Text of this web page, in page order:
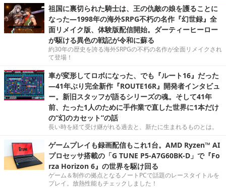
祖国に裏切られた騎士は、王の仇敵の娘を護ることに
なった―1998年の海外SRPG不朽の名作『幻世録』全
面リメイク版、体験版配信開始。ダーティーヒーロー
が駆ける異色の戦記が令和に蘇る
約30年の歴史を誇る海外SRPGの不朽の名作が全面リメイクされ
て登場！
車が変形してロボになった、でも『ルート16』だった
―41年ぶり完全新作『ROUTE16R』開発者インタビュ
ー。新旧スタッフが語るシリーズの魂。そして41年
前、たった1人のために手作業で直した世界に1本だけ
の“幻のカセット”の話
長い時を経て受け継がれる過去と、新たに生まれるものとは。
ゲームプレイも録画配信もこれ1台。AMD Ryzen™ AI
プロセッサ搭載の「G TUNE P5-A7G60BK-D」で『Fo
rza Horizon 6』の世界を駆け回る
ゲーム＆制作の拠点となるノートPCで話題のレースタイトルを
プレイ。放熱性能もチェックしました！